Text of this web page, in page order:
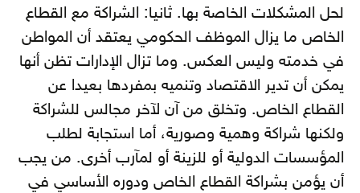
لحل المشكلات الخاصة بها. ثانيا: الشراكة مع القطاع
الخاص ما يزال الموظف الحكومي يعتقد أن المواطن
في خدمته وليس العكس. وما تزال الإدارات تظن أنها
يمكن أن تدير الاقتصاد وتنميه بمفردها بعيدا عن
القطاع الخاص. وتخلق من آن لآخر مجالس للشراكة
ولكنها شراكة وهمية وصورية، أما استجابة لطلب
المؤسسات الدولية أو للزينة أو لمآرب أخرى. من يجب
أن يؤمن بشراكة القطاع الخاص ودوره الأساسي في